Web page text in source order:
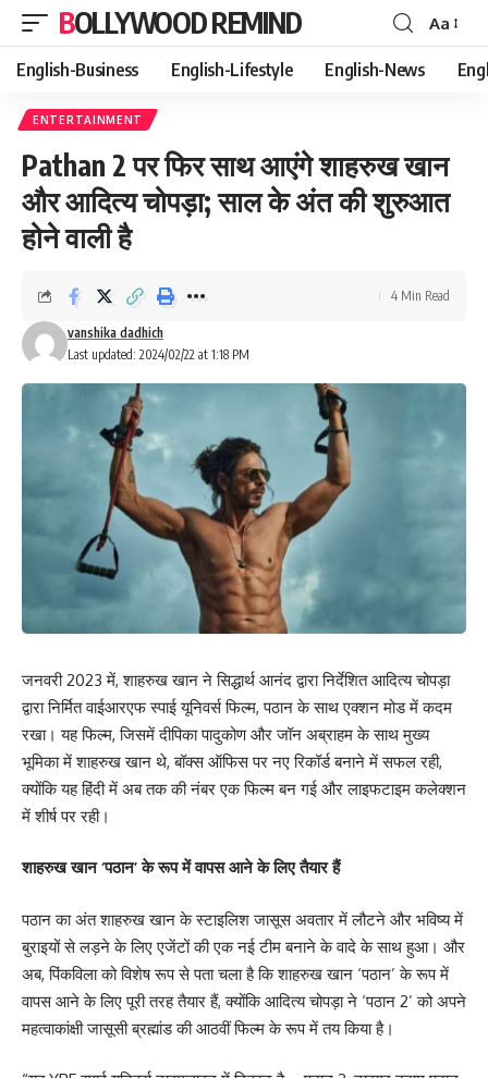
BOLLYWOOD REMIND
Font
Resizer
Aa
English-Business English-Lifestyle English-News
ENTERTAINMENT
Pathan 2 पर फिर साथ आएंगे शाहरुख खान
और आदित्य चोपड़ा; साल के अंत की शुरुआत
होने वाली है
Last updated: 2024/02/22 at 1:18 PM
vanshika dadhich
4 Min Read
जनवरी 2023 में, शाहरुख खान ने सिद्धार्थ आनंद द्वारा निर्देशित आदित्य चोपड़ा
द्वारा निर्मित वाईआरएफ स्पाई यूनिवर्स फिल्म, पठान के साथ एक्शन मोड में कदम
रखा। यह फिल्म, जिसमें दीपिका पादुकोण और जॉन अब्राहम के साथ मुख्य
भूमिका में शाहरुख खान थे, बॉक्स ऑफिस पर नए रिकॉर्ड बनाने में सफल रही,
क्योंकि यह हिंदी में अब तक की नंबर एक फिल्म बन गई और लाइफटाइम कलेक्शन
में शीर्ष पर रही।
शाहरुख खान ‘पठान’ के रूप में वापस आने के लिए तैयार हैं
पठान का अंत शाहरुख खान के स्टाइलिश जासूस अवतार में लौटने और भविष्य में
बुराइयों से लड़ने के लिए एजेंटों की एक नई टीम बनाने के वादे के साथ हुआ। और
अब, पिंकविला को विशेष रूप से पता चला है कि शाहरुख खान ‘पठान’ के रूप में
वापस आने के लिए पूरी तरह तैयार हैं, क्योंकि आदित्य चोपड़ा ने ‘पठान 2’ को अपने
महत्वाकांक्षी जासूसी ब्रह्मांड की आठवीं फिल्म के रूप में तय किया है।